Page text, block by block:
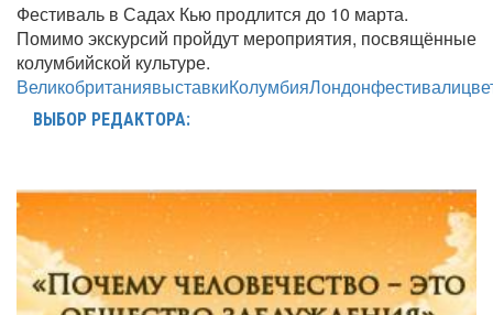
Фестиваль в Садах Кью продлится до 10 марта.
Помимо экскурсий пройдут мероприятия, посвящённые
колумбийской культуре.
ВеликобританиявыставкиКолумбияЛондонфестивали
ВЫБОР РЕДАКТОРА: